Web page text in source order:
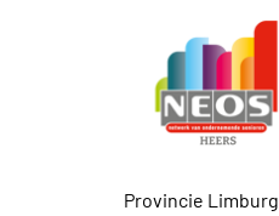
Provincie Limburg